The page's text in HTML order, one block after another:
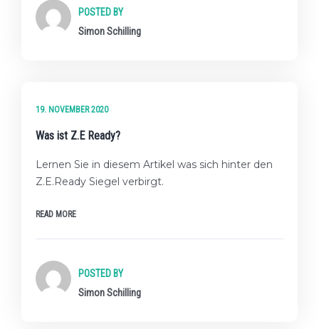
POSTED BY
Simon Schilling
19. NOVEMBER 2020
Was ist Z.E Ready?
Lernen Sie in diesem Artikel was sich hinter den
Z.E.Ready Siegel verbirgt.
READ MORE
POSTED BY
Simon Schilling